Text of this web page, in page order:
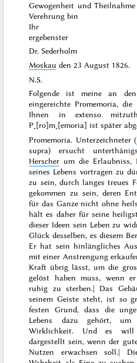
Gewogenheit und
Verehrung bin
Ihr
ergebenster
Dr. Sederholm
Moskau den 23 August 1826.
N.S.
Folgende ist meine an
eingereichte Promemoria,
Ihnen in extenso
P˖[ro]m˖[emoria] ist später
Promemoria. Unterzeichneter (
supra) ersucht
Herscher um die Erlaubniss,
seines Lebens vortragen zu
zu sein, durch langes treues
gekommen zu sein, deren
für das Ganze nicht ohne
hält es daher für seine
dieser Ideen sein Leben zu
Glück desselben, es diesem
Er hat sein hinlängliches
mit einer Anstrengung
Kraft übrig lässt, um die
gelöst haben muss, wenn
ruhig zu sterben.| Das
seinem Geiste steht, ist so
festen Grund, dass die
Lebens dazu gehört,
Wirklichkeit. Und es
dargestellt sein, wenn der
Nutzen erwachsen soll.|